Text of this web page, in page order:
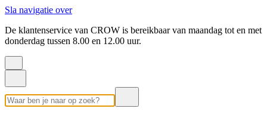
Sla navigatie over
De klantenservice van CROW is bereikbaar van maandag tot en met
donderdag tussen 8.00 en 12.00 uur.